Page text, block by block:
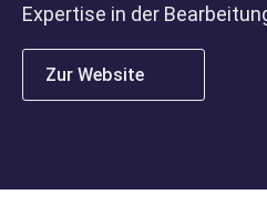
Expertise in der
Zur Website